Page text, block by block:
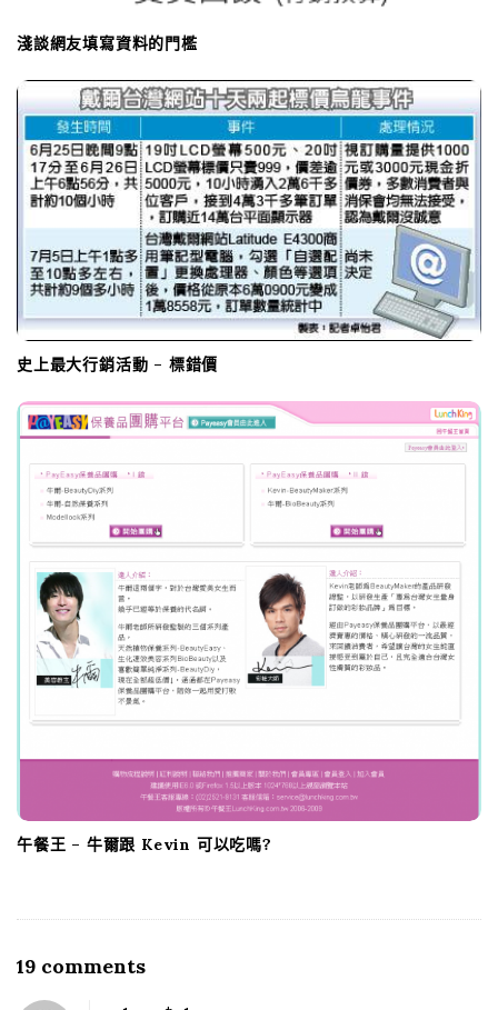
淺談網友填寫資料的門檻
史上最大行銷活動 – 標錯價
午餐王 – 牛爾跟 Kevin 可以吃嗎?
19 comments